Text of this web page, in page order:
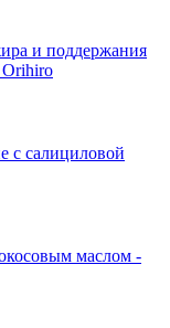
и поддержания
Orihiro
с салициловой
маслом -